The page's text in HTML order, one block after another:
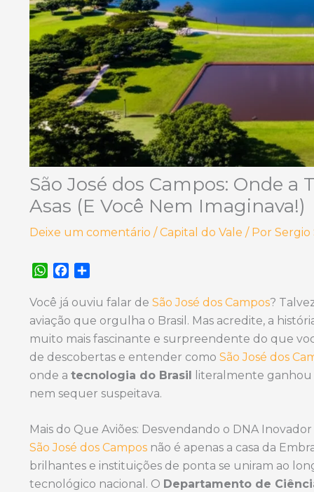
São José dos Campos: Onde a
Asas (E Você Nem Imaginava!)
Deixe um comentário /Capital do Vale / Por Sergio
W
a
t
s
A
p
p
c
e
o
o
k
a
r
e
Você já ouviu falar de São José dos Campos?
aviação que orgulha o Brasil. Mas acredite, a
muito mais fascinante e surpreendente do que
de descobertas e entender como São José dos
onde a tecnologia do Brasil literalmente ganhou
nem sequer suspeitava.
Mais do Que Aviões: Desvendando o DNA Inovador
São José dos Campos não é apenas a casa da
brilhantes e instituições de ponta se uniram ao
tecnológico nacional. O Departamento de